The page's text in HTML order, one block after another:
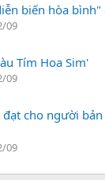
biến hòa bình"
09
Tím Hoa Sim'
09
đạt cho người
09